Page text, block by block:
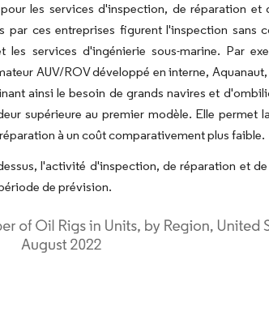
les services d'inspection, de réparation et
ces entreprises figurent l'inspection sans
les services d'ingénierie sous-marine. Par
AUV/ROV développé en interne,
ainsi le besoin de grands navires et
supérieure au premier modèle. Elle permet
à un coût comparativement plus faible.
l'activité d'inspection, de réparation et
de prévision.